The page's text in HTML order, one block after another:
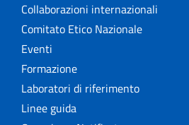
Collaborazioni internazionali
Comitato Etico Nazionale
Eventi
Formazione
Laboratori di riferimento
Linee guida